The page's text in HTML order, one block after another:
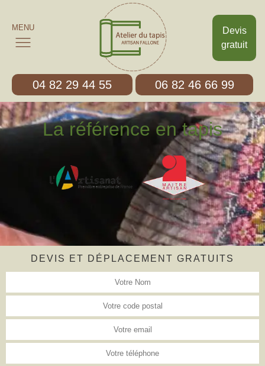
Devis
gratuit
MENU
04 82 29 44 55 06 82 46 66 99
La référence en tapis
DEVIS ET DÉPLACEMENT GRATUITS